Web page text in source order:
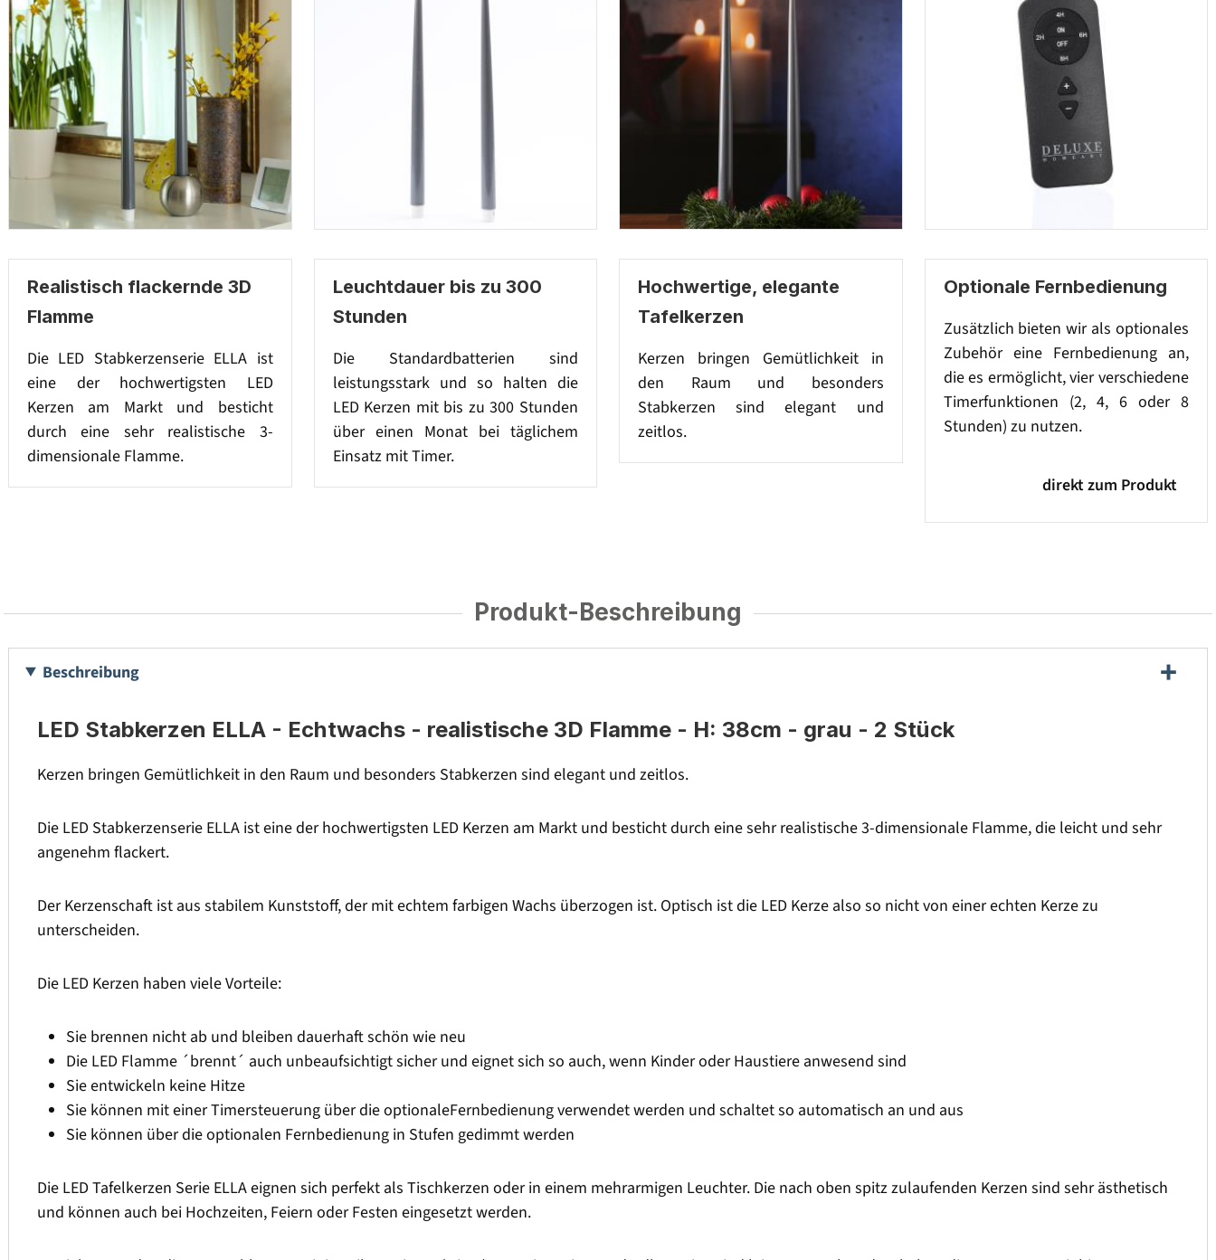
Realistisch flackernde 3D
Flamme
Die LED Stabkerzenserie ELLA ist
eine der hochwertigsten LED
Kerzen am Markt und besticht
durch eine sehr realistische 3-
dimensionale Flamme.
Leuchtdauer bis zu 300
Stunden
Die Standardbatterien sind
leistungsstark und so halten die
LED Kerzen mit bis zu 300 Stunden
über einen Monat bei täglichem
Einsatz mit Timer.
Hochwertige, elegante
Tafelkerzen
Kerzen bringen Gemütlichkeit in
den Raum und besonders
Stabkerzen sind elegant und
zeitlos.
Optionale Fernbedienung
Zusätzlich bieten wir als optionales
Zubehör eine Fernbedienung an,
die es ermöglicht, vier verschiedene
Timerfunktionen (2, 4, 6 oder 8
Stunden) zu nutzen.
direkt zum Produkt
Produkt-Beschreibung
Beschreibung
LED Stabkerzen ELLA - Echtwachs - realistische 3D Flamme - H: 38cm - grau - 2 Stück
Kerzen bringen Gemütlichkeit in den Raum und besonders Stabkerzen sind elegant und zeitlos.
Die LED Stabkerzenserie ELLA ist eine der hochwertigsten LED Kerzen am Markt und besticht durch eine sehr realistische 3-dimensionale Flamme, die leicht und sehr
angenehm flackert.
Der Kerzenschaft ist aus stabilem Kunststoff, der mit echtem farbigen Wachs überzogen ist. Optisch ist die LED Kerze also so nicht von einer echten Kerze zu
unterscheiden.
Die LED Kerzen haben viele Vorteile:
Sie brennen nicht ab und bleiben dauerhaft schön wie neu
Die LED Flamme ´brennt´ auch unbeaufsichtigt sicher und eignet sich so auch, wenn Kinder oder Haustiere anwesend sind
Sie entwickeln keine Hitze
Sie können mit einer Timersteuerung über die optionaleFernbedienung verwendet werden und schaltet so automatisch an und aus
Sie können über die optionalen Fernbedienung in Stufen gedimmt werden
Die LED Tafelkerzen Serie ELLA eignen sich perfekt als Tischkerzen oder in einem mehrarmigen Leuchter. Die nach oben spitz zulaufenden Kerzen sind sehr ästhetisch
und können auch bei Hochzeiten, Feiern oder Festen eingesetzt werden.